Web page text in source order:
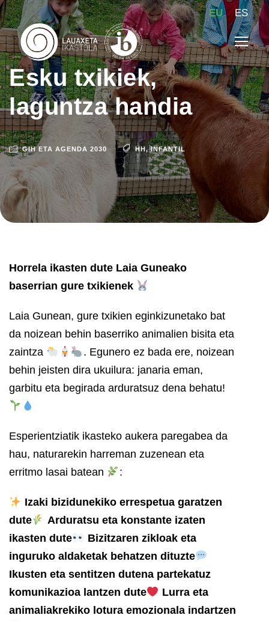
EU ES
Esku txikiek,
laguntza handia
GIH ETA AGENDA 2030 HH, INFANTIL
Horrela ikasten dute Laia Guneako
baserrian gure txikienek
Laia Gunean, gure txikien eginkizunetako bat
da noizean behin baserriko animalien bisita eta
zaintza
. Egunero ez bada ere, noizean
behin jeisten dira ukuilura: janaria eman,
garbitu eta begirada arduratsuz dena behatu!
Esperientziatik ikasteko aukera paregabea da
hau, naturarekin harreman zuzenean eta
erritmo lasai batean
:
Izaki bizidunekiko errespetua garatzen
dute
Arduratsu eta konstante izaten
ikasten dute
Bizitzaren zikloak eta
inguruko aldaketak behatzen dituzte
Ikusten eta sentitzen dutena partekatuz
komunikazioa lantzen dute
Lurra eta
animaliakrekiko lotura emozionala indartzen